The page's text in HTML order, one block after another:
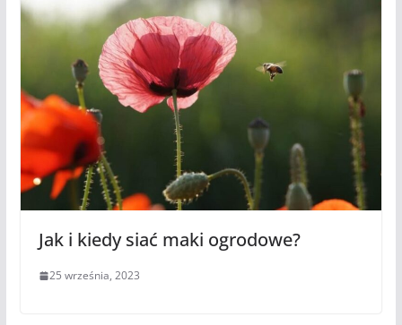
Jak i kiedy siać maki ogrodowe?
25 września, 2023